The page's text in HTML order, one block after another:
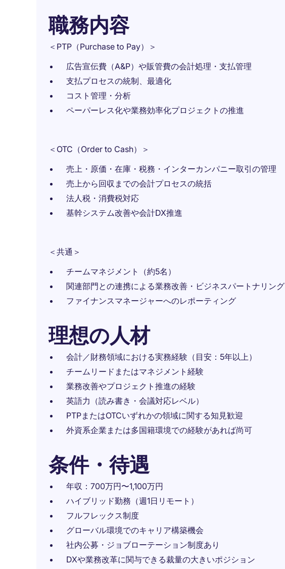
職務内容
＜PTP（Purchase to Pay）＞
広告宣伝費（A&P）や販管費の会計処理・支払管理
支払プロセスの統制、最適化
コスト管理・分析
ペーパーレス化や業務効率化プロジェクトの推進
＜OTC（Order to Cash）＞
売上・原価・在庫・税務・インターカンパニー取引の管理
売上から回収までの会計プロセスの統括
法人税・消費税対応
基幹システム改善や会計DX推進
＜共通＞
チームマネジメント（約5名）
関連部門との連携による業務改善・ビジネスパートナリング
ファイナンスマネージャーへのレポーティング
理想の人材
会計／財務領域における実務経験（目安：5年以上）
チームリードまたはマネジメント経験
業務改善やプロジェクト推進の経験
英語力（読み書き・会議対応レベル）
PTPまたはOTCいずれかの領域に関する知見歓迎
外資系企業または多国籍環境での経験があれば尚可
条件・待遇
年収：700万円〜1,100万円
ハイブリッド勤務（週1日リモート）
フルフレックス制度
グローバル環境でのキャリア構築機会
社内公募・ジョブローテーション制度あり
DXや業務改革に関与できる裁量の大きいポジション